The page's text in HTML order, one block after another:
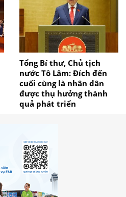
Tổng Bí thư, Chủ tịch
nước Tô Lâm: Đích đến
cuối cùng là nhân dân
được thụ hưởng thành
quả phát triển